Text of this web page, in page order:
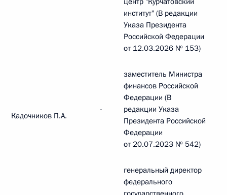
институт" (В редакции
Указа Президента
Российской Федерации
от 12.03.2026 № 153)
Кадочников П.А.
-
заместитель Министра
финансов Российской
Федерации (В
редакции Указа
Президента Российской
Федерации
от 20.07.2023 № 542)
генеральный директор
федерального